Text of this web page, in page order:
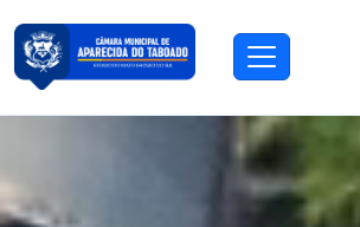
CÂMARA MUNICIPAL
Aparecida do Taboado